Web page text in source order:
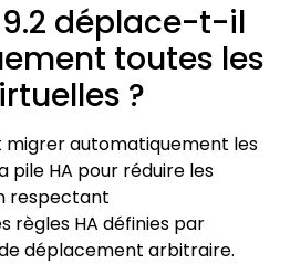
9.2 déplace-t-il
toutes les
?
migrer automatiquement les
pile HA pour réduire les
respectant
règles HA définies par
déplacement arbitraire.